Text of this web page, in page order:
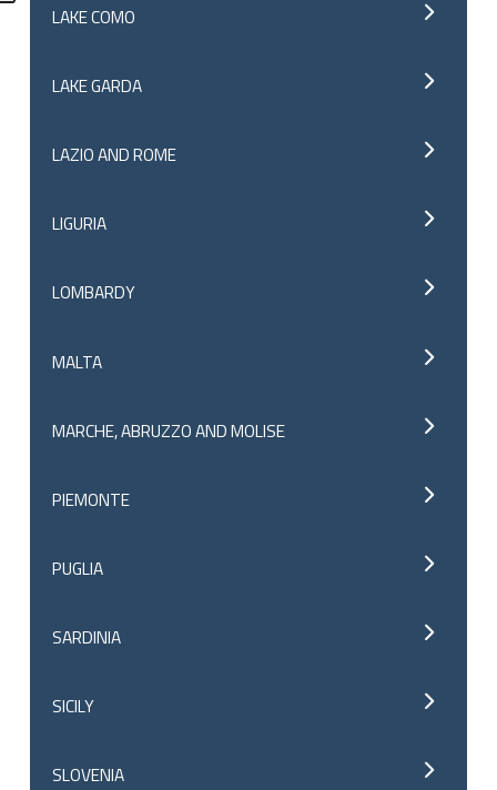
LAKE COMO
LAKE GARDA
LAZIO AND ROME
LIGURIA
LOMBARDY
MALTA
MARCHE, ABRUZZO AND MOLISE
PIEMONTE
PUGLIA
SARDINIA
SICILY
SLOVENIA